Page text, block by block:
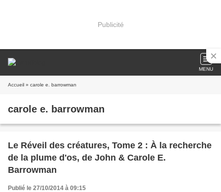
Publicité
MENU
Accueil » carole e. barrowman
carole e. barrowman
Le Réveil des créatures, Tome 2 : À la recherche
de la plume d'os, de John & Carole E.
Barrowman
Publié le 27/10/2014 à 09:15